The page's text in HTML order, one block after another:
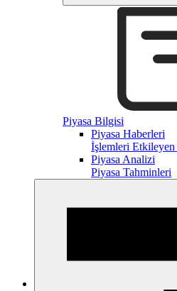
Piyasa Bilgisi
Piyasa Haberleri
İşlemleri
Piyasa Analizi
Piyasa Tahminleri